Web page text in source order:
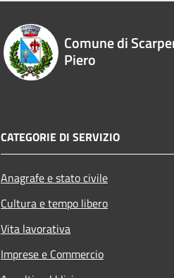
Comune di
Piero
CATEGORIE DI SERVIZIO
Anagrafe e stato civile
Cultura e tempo libero
Vita lavorativa
Imprese e Commercio